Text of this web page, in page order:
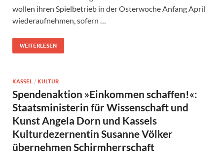
wollen ihren Spielbetrieb in der Osterwoche Anfang April
wiederaufnehmen, sofern …
WEITERLESEN
KASSEL / KULTUR
Spendenaktion »Einkommen schaffen!«:
Staatsministerin für Wissenschaft und
Kunst Angela Dorn und Kassels
Kulturdezernentin Susanne Völker
übernehmen Schirmherrschaft